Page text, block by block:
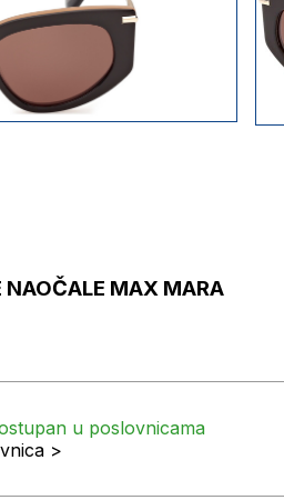
MAX MARA
u poslovnicama
>